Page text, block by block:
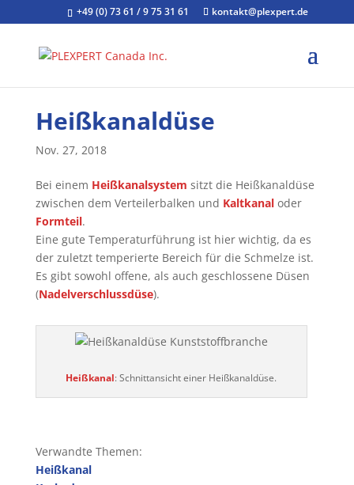
+49 (0) 73 61 / 9 75 31 61 kontakt@plexpert.de
Heißkanaldüse
Nov. 27, 2018
Bei einem Heißkanalsystem sitzt die Heißkanaldüse
zwischen dem Verteilerbalken und Kaltkanaloder
Formteil.
Eine gute Temperaturführung ist hier wichtig, da es
der zuletzt temperierte Bereich für die Schmelze ist.
Es gibt sowohl offene, als auch geschlossene Düsen
(Nadelverschlussdüse).
Heißkanal: Schnittansicht einer Heißkanaldüse.
Verwandte Themen:
Heißkanal